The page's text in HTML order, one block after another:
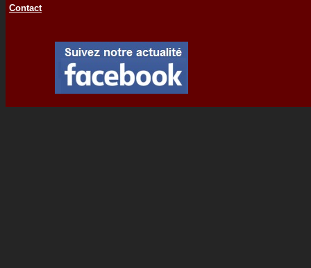
Contact